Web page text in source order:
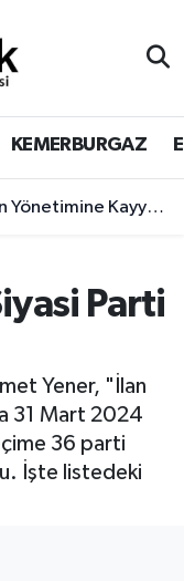
KEMERBURGAZ
Kayyum Atandı
Parti
Yener, "İlan
31 Mart 2024
36 parti
İşte listedeki